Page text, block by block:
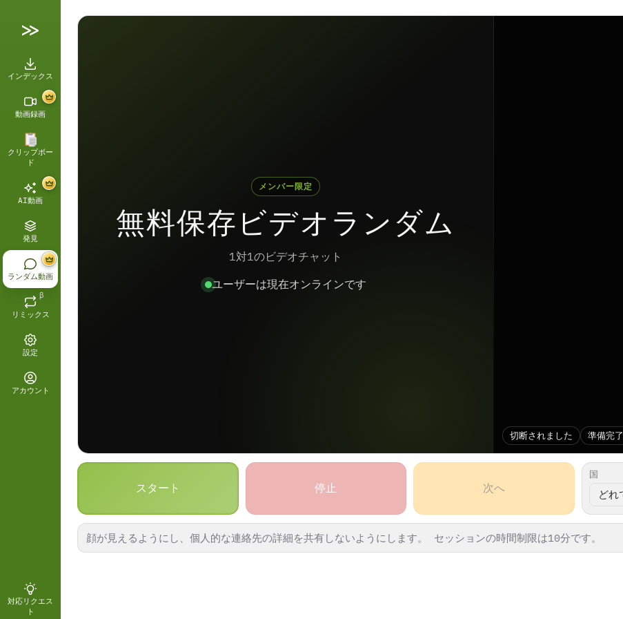
インデックス
動画録画
クリップボー
ド
AI動画
発見
ランダム動画
β
リミックス
設定
アカウント
対応リクエス
ト
メンバー限定
無料保存ビデオランダム
1対1のビデオチャット
ユーザーは現在オンラインです
切断されました 準備完了
スタート 停止 次へ
国
顔が見えるようにし、個人的な連絡先の詳細を共有しないようにします。 セッションの時間制限は10分です。